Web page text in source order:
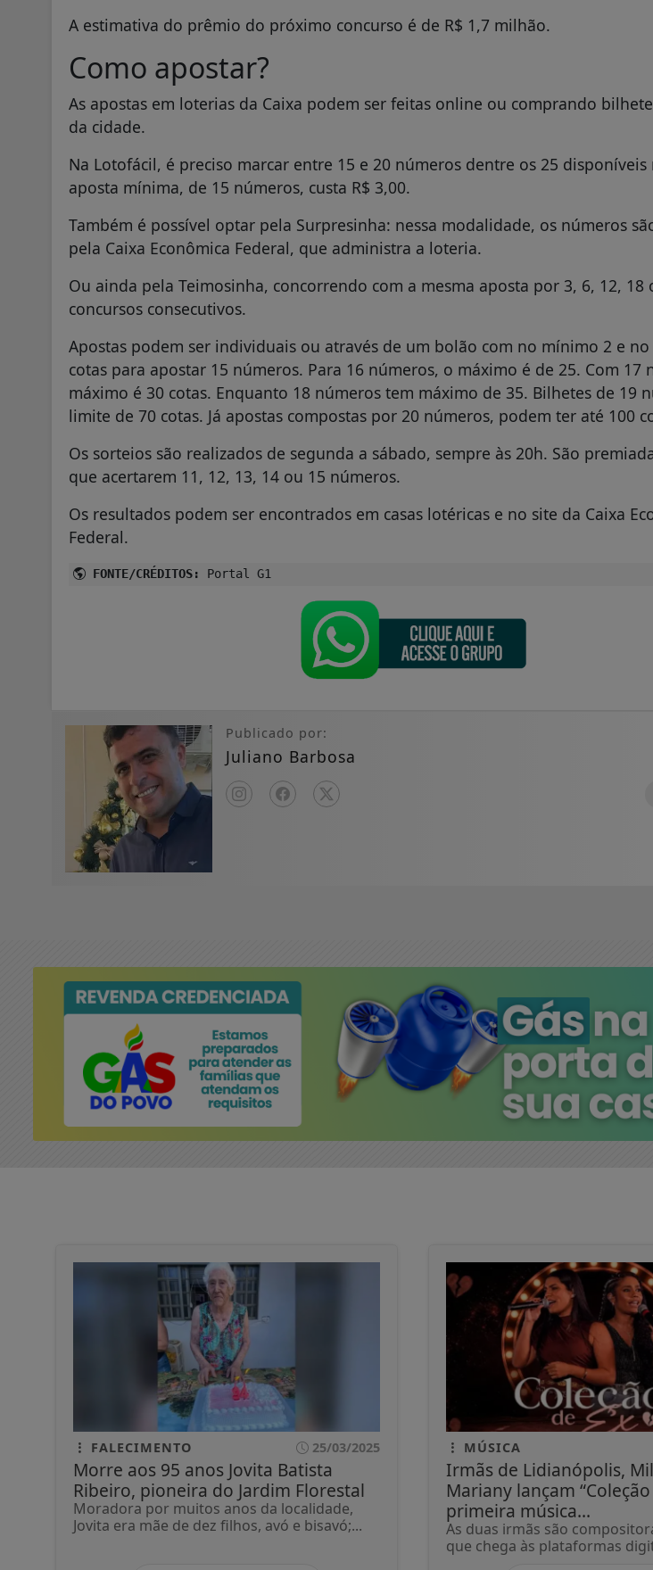
A estimativa do prêmio do próximo concurso é de R$ 1,7 milhão.
Como apostar?
As apostas em loterias da Caixa podem ser feitas online ou comprando
da cidade.
Na Lotofácil, é preciso marcar entre 15 e 20 números dentre os 25
aposta mínima, de 15 números, custa R$ 3,00.
Também é possível optar pela Surpresinha: nessa modalidade, os números
pela Caixa Econômica Federal, que administra a loteria.
Ou ainda pela Teimosinha, concorrendo com a mesma aposta por 3, 6, 12, 18
concursos consecutivos.
Apostas podem ser individuais ou através de um bolão com no mínimo 2 e
cotas para apostar 15 números. Para 16 números, o máximo é de 25. Com 17
máximo é 30 cotas. Enquanto 18 números tem máximo de 35. Bilhetes de 19
limite de 70 cotas. Já apostas compostas por 20 números, podem ter até 100
Os sorteios são realizados de segunda a sábado, sempre às 20h. São
que acertarem 11, 12, 13, 14 ou 15 números.
Os resultados podem ser encontrados em casas lotéricas e no site da Caixa
Federal.
FONTE/CRÉDITOS: Portal G1
Publicado por:
Juliano Barbosa
FALECIMENTO 25/03/2025
Morre aos 95 anos Jovita Batista
Ribeiro, pioneira do Jardim Florestal
Moradora por muitos anos da localidade,
Jovita era mãe de dez filhos, avó e bisavó;...
MÚSICA
Irmãs de Lidianópolis,
Mariany lançam “Coleção
primeira música...
As duas irmãs são
que chega às plataformas